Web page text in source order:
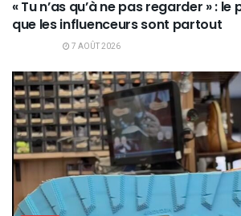
« Tu n’as qu’à ne pas regarder » : le
que les influenceurs sont partout
7 AOÛT 2026